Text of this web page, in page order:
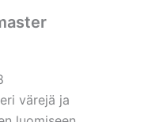
värejä ja